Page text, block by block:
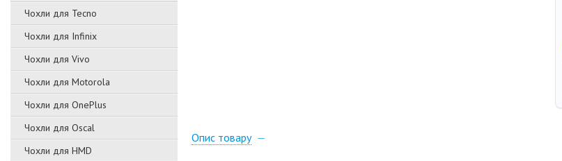
Чохли для Tecno
Чохли для Infinix
Чохли для Vivo
Чохли для Motorola
Чохли для OnePlus
Чохли для Oscal
Чохли для HMD
Опис товару